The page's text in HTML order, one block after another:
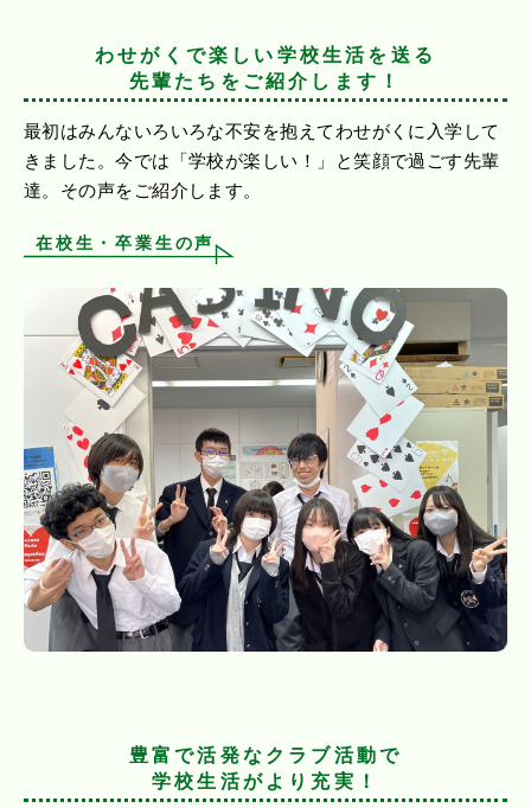
わせがくで楽しい学校生活を送る
先輩たちをご紹介します！
最初はみんないろいろな不安を抱えてわせがくに入学して
きました。今では「学校が楽しい！」と笑顔で過ごす先輩
達。その声をご紹介します。
在校生・卒業生の声
豊富で活発なクラブ活動で
学校生活がより充実！